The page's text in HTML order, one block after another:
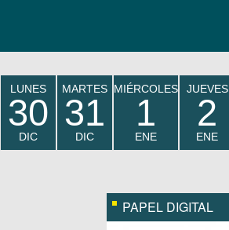
LUNES
30
DIC
MARTES
31
DIC
MIÉRCOLES
1
ENE
JUEVES
2
ENE
PAPEL DIGITAL